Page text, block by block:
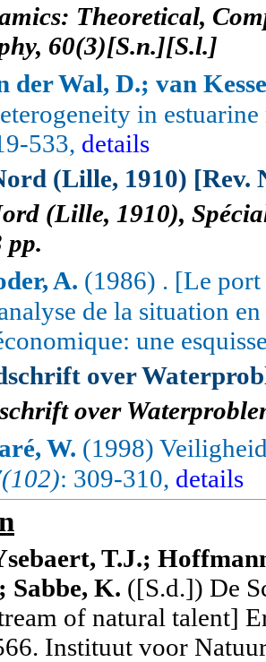
Theoretical,
60(3)[S.n.][S.l.]
der Wal, D.; van
in
533, details
(Lille, 1910) [Rev.
(Lille, 1910),
pp.
A. (1986) . [Le port
de la situation
une
over
over
W. (1998)
: 309-310, details
T.J.;
Sabbe, K. ([S.d.]) De
of natural talent]
Instituut voor